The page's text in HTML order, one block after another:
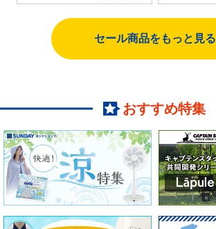
セール商品をもっと見る
おすすめ特集